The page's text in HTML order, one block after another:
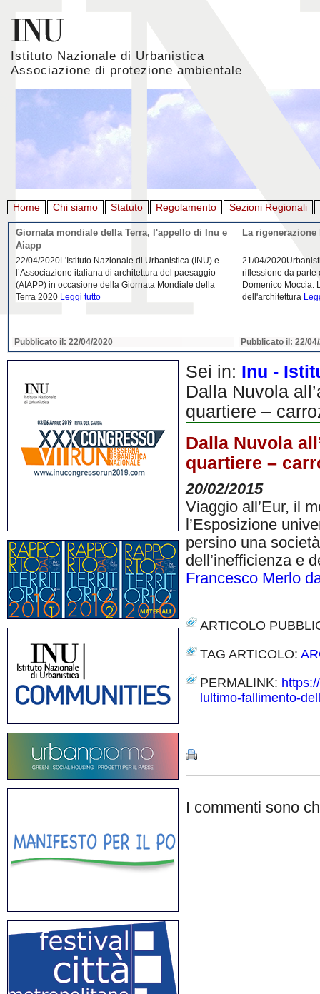
Istituto Nazionale di Urbanistica
Associazione di protezione ambientale
Home Chi siamo Statuto Regolamento Sezioni Regionali
Giornata mondiale della Terra, l'appello di Inu e
Aiapp
22/04/2020L'Istituto Nazionale di Urbanistica (INU) e
l’Associazione italiana di architettura del paesaggio
(AIAPP) in occasione della Giornata Mondiale della
Terra 2020 Leggi tutto
Pubblicato il: 22/04/2020
La
21/04/
riflessione da parte
Domenico Moccia.
dell'architettura
Pubblicato il: 22/
Sei in: Inu -
Dalla Nuvola
quartiere –
Dalla Nuvola
quartiere –
20/02/2015
Viaggio all’Eur, il
l’Esposizione
persino una
dell’inefficienza e
Francesco Merlo
ARTICOLO
TAG ARTICOLO:
PERMALINK:
lultimo-fallimento-
I commenti sono